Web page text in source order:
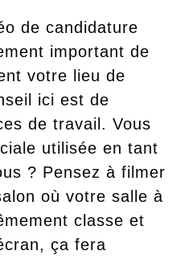
de candidature
important de
votre lieu de
ici est de
de travail. Vous
utilisée en tant
? Pensez à filmer
où votre salle à
classe et
ça fera